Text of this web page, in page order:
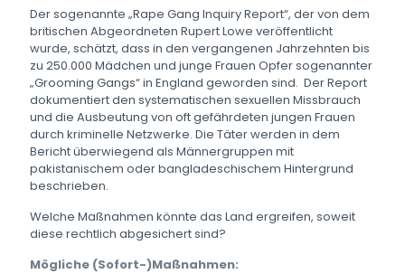
Der sogenannte „Rape Gang Inquiry Report“, der von dem
britischen Abgeordneten Rupert Lowe veröffentlicht
wurde, schätzt, dass in den vergangenen Jahrzehnten bis
zu 250.000 Mädchen und junge Frauen Opfer sogenannter
„Grooming Gangs“ in England geworden sind. Der Report
dokumentiert den systematischen sexuellen Missbrauch
und die Ausbeutung von oft gefährdeten jungen Frauen
durch kriminelle Netzwerke. Die Täter werden in dem
Bericht überwiegend als Männergruppen mit
pakistanischem oder bangladeschischem Hintergrund
beschrieben.
Welche Maßnahmen könnte das Land ergreifen, soweit
diese rechtlich abgesichert sind?
Mögliche (Sofort-)Maßnahmen: